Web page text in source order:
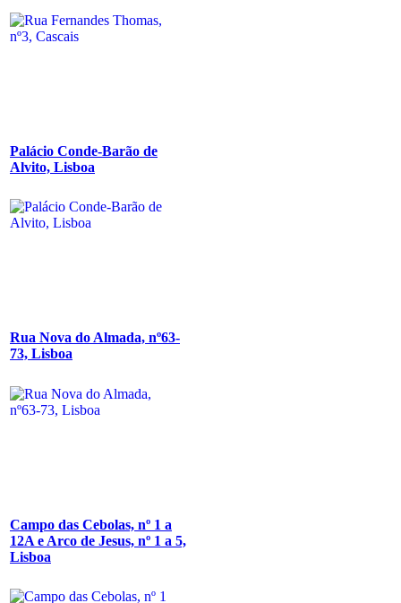
Palácio Conde-Barão de
Alvito, Lisboa
Rua Nova do Almada, nº63-
73, Lisboa
Campo das Cebolas, nº 1 a
12A e Arco de Jesus, nº 1 a 5,
Lisboa